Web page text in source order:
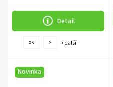
Detail
XS S + další
Novinka